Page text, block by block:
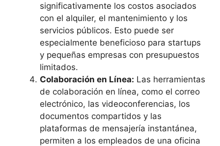
significativamente los costos asociados
con el alquiler, el mantenimiento y los
servicios públicos. Esto puede ser
especialmente beneficioso para startups
y pequeñas empresas con presupuestos
limitados.
Colaboración en Línea: Las herramientas
de colaboración en línea, como el correo
electrónico, las videoconferencias, los
documentos compartidos y las
plataformas de mensajería instantánea,
permiten a los empleados de una oficina